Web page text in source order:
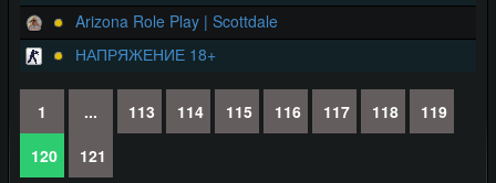
Arizona Role Play | Scottdale
НАПРЯЖЕНИЕ 18+
1 ... 113 114 115 116 117 118
119
120
121